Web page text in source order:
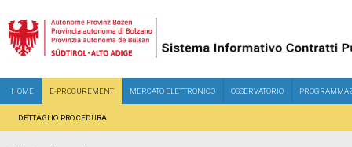
HOME E-PROCUREMENT MERCATO ELETTRONICO OSSERVATORIO
DETTAGLIO PROCEDURA